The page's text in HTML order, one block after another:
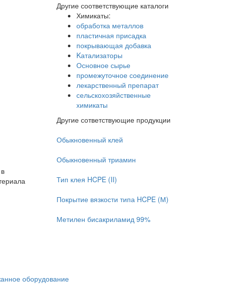
Другие соответствующие каталоги
Химикаты:
обработка металлов
пластичная присадка
покрывающая добавка
Kатализаторы
Основное сырье
промежуточное соединение
лекарственный препарат
сельскохозяйственные
химикаты
Другие сответствующие продукции
Обыкновенный клей
Обыкновенный триамин
Тип клея HCPE (II)
Покрытие вязкости типа HCPE (М)
Метилен бисакриламид 99%
оборудование